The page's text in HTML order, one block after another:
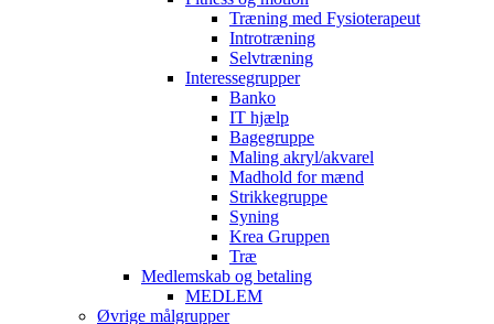
Træning med Fysioterapeut
Introtræning
Selvtræning
Interessegrupper
Banko
IT hjælp
Bagegruppe
Maling akryl/akvarel
Madhold for mænd
Strikkegruppe
Syning
Krea Gruppen
Træ
Medlemskab og betaling
MEDLEM
Øvrige målgrupper